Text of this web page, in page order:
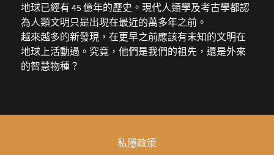
地球已經有 45 億年的歷史。現代人類學及考古學都認
為人類文明只是出現在最近的萬多年之前。
越來越多的新發現，在更早之前應該有未知的文明在
地球上活動過。究竟，他們是我們的祖先，還是外來
的智慧物種？
私隱政策